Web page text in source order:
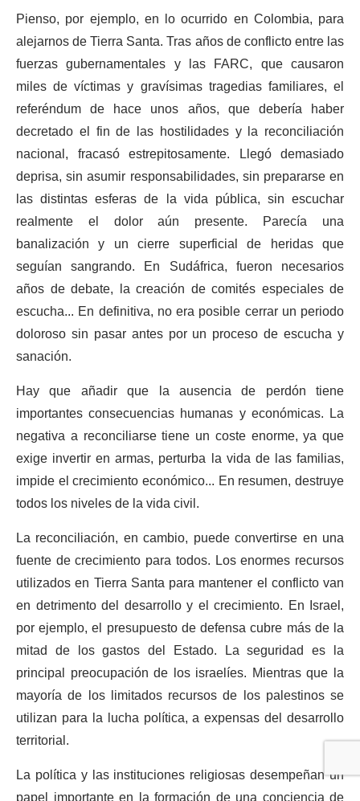
Pienso, por ejemplo, en lo ocurrido en Colombia, para
alejarnos de Tierra Santa. Tras años de conflicto entre las
fuerzas gubernamentales y las FARC, que causaron
miles de víctimas y gravísimas tragedias familiares, el
referéndum de hace unos años, que debería haber
decretado el fin de las hostilidades y la reconciliación
nacional, fracasó estrepitosamente. Llegó demasiado
deprisa, sin asumir responsabilidades, sin prepararse en
las distintas esferas de la vida pública, sin escuchar
realmente el dolor aún presente. Parecía una
banalización y un cierre superficial de heridas que
seguían sangrando. En Sudáfrica, fueron necesarios
años de debate, la creación de comités especiales de
escucha... En definitiva, no era posible cerrar un periodo
doloroso sin pasar antes por un proceso de escucha y
sanación.
Hay que añadir que la ausencia de perdón tiene
importantes consecuencias humanas y económicas. La
negativa a reconciliarse tiene un coste enorme, ya que
exige invertir en armas, perturba la vida de las familias,
impide el crecimiento económico... En resumen, destruye
todos los niveles de la vida civil.
La reconciliación, en cambio, puede convertirse en una
fuente de crecimiento para todos. Los enormes recursos
utilizados en Tierra Santa para mantener el conflicto van
en detrimento del desarrollo y el crecimiento. En Israel,
por ejemplo, el presupuesto de defensa cubre más de la
mitad de los gastos del Estado. La seguridad es la
principal preocupación de los israelíes. Mientras que la
mayoría de los limitados recursos de los palestinos se
utilizan para la lucha política, a expensas del desarrollo
territorial.
La política y las instituciones religiosas desempeñan un